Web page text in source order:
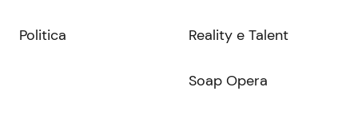
Politica Reality e Talent
Soap Opera